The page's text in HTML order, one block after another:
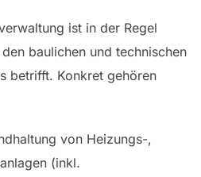
ist in der Regel
baulichen und technischen
betrifft. Konkret gehören
von Heizungs-,
(inkl.